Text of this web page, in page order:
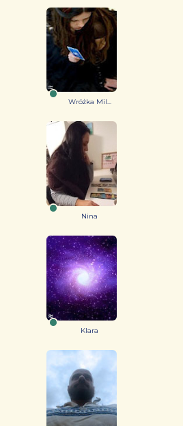
Wróżka Mil...
Nina
Klara